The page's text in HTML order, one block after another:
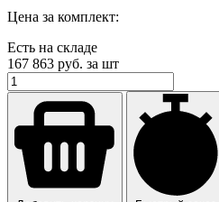
Цена за комплект:
Есть на складе
167 863 руб. за шт